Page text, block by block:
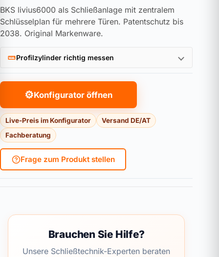
BKS livius6000 als Schließanlage mit zentralem
Schlüsselplan für mehrere Türen. Patentschutz bis
2038. Original Markenware.
Profilzylinder richtig messen
⚙Konfigurator öffnen
Live-Preis im Konfigurator
Versand DE/AT
Fachberatung
Frage zum Produkt stellen
Brauchen Sie Hilfe?
Unsere Schließtechnik-Experten beraten